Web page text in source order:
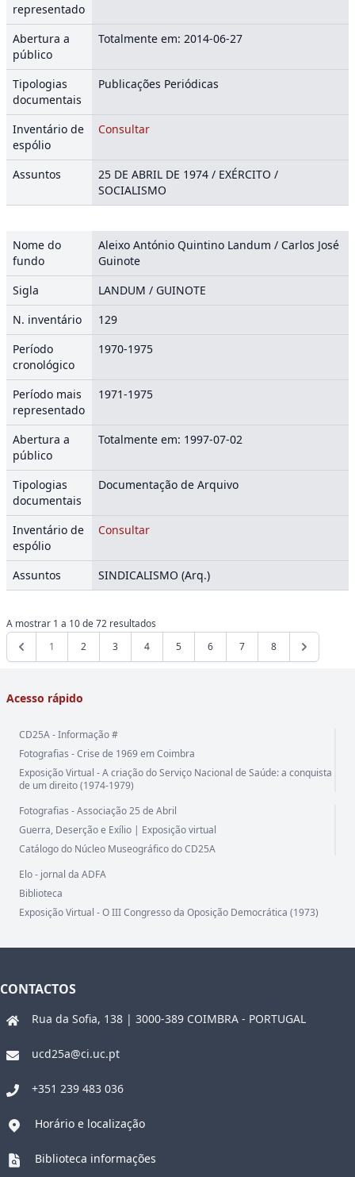
representado
Abertura a
público
Totalmente em: 2014-06-27
Tipologias
documentais
Publicações Periódicas
Inventário de
espólio
Consultar
Assuntos
25 DE ABRIL DE 1974 / EXÉRCITO /
SOCIALISMO
Nome do
fundo
Aleixo António Quintino Landum / Carlos José
Guinote
Sigla
LANDUM / GUINOTE
N. inventário
129
Período
cronológico
1970-1975
Período mais
representado
1971-1975
Abertura a
público
Totalmente em: 1997-07-02
Tipologias
documentais
Documentação de Arquivo
Inventário de
espólio
Consultar
Assuntos SINDICALISMO (Arq.)
A mostrar 1 a 10de72 resultados
1
2 3 4 5 6 7 8
Acesso rápido
CD25A - Informação #
Fotografias - Crise de 1969 em Coimbra
Exposição Virtual - A criação do Serviço Nacional de Saúde: a conquista
de um direito (1974-1979)
Fotografias - Associação 25 de Abril
Guerra, Deserção e Exílio | Exposição virtual
Catálogo do Núcleo Museográfico do CD25A
Elo - jornal da ADFA
Biblioteca
Exposição Virtual - O III Congresso da Oposição Democrática (1973)
CONTACTOS
Rua da Sofia, 138 | 3000-389 COIMBRA - PORTUGAL
ucd25a@ci.uc.pt
+351 239 483 036
Horário e localização
Biblioteca informações